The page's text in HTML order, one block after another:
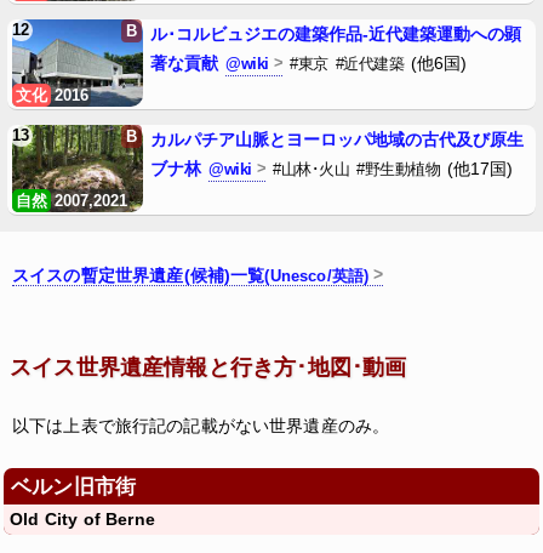
12
ル･コルビュジエの建築作品‐近代建築運動への顕
著な貢献 @wiki #東京 #近代建築 (他6国)
文化 2016
B
13
カルパチア山脈とヨーロッパ地域の古代及び原生
ブナ林 @wiki #山林･火山 #野生動植物 (他17国)
自然 2007,2021
B
スイスの暫定世界遺産(候補)一覧(Unesco/英語)
スイス世界遺産情報と行き方･地図･動画
以下は上表で旅行記の記載がない世界遺産のみ。
ベルン旧市街
Old City of Berne